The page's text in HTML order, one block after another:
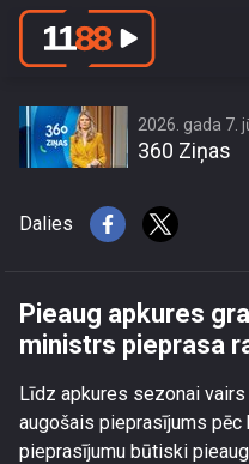
Pieaug
2026. gada 7.
360 Ziņas
Dalies
Pieaug apkures
ministrs pieprasa
Līdz apkures sezonai
augošais pieprasījums
pieprasījumu būtiski